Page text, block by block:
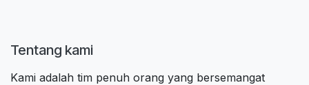
Tentang kami
Kami adalah tim penuh orang yang bersemangat